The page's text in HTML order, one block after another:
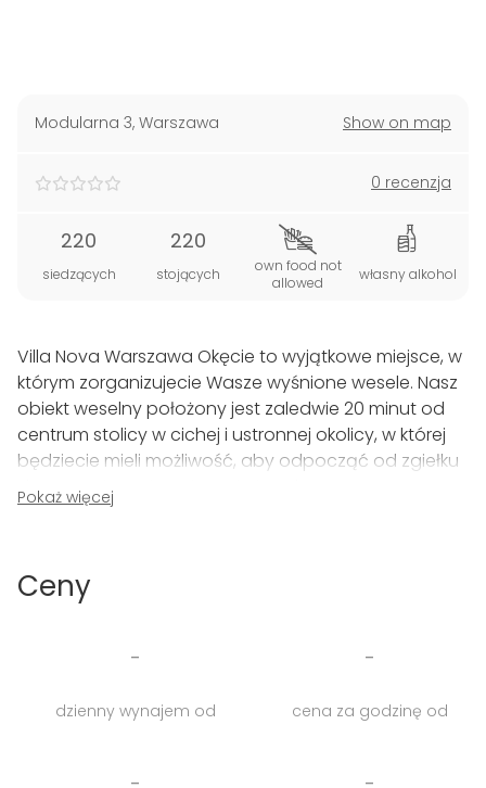
Modularna 3, Warszawa Show on map
0 recenzja
220
siedzących
220
stojących
own food not
allowed
własny alkohol
Villa Nova Warszawa Okęcie to wyjątkowe miejsce, w
którym zorganizujecie Wasze wyśnione wesele. Nasz
obiekt weselny położony jest zaledwie 20 minut od
centrum stolicy w cichej i ustronnej okolicy, w której
będziecie mieli możliwość, aby odpocząć od zgiełku
dużego miasta i nacieszyć się sobą.
powierzchni 450 m2 urządzicie wspaniałe wystawne i
pełni klimatyzowane z wyjściem na otwartą
Pokaż więcej
Ceny
-
dzienny wynajem od
-
cena za godzinę od